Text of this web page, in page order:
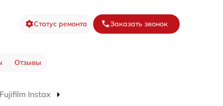
Статус ремонта Заказать звонок
Отзывы
Instax